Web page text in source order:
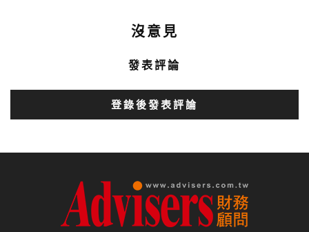
沒意見
發表評論
登錄後發表評論